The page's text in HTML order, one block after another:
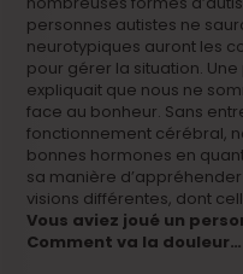
personnes autistes ne
neurotypiques auront les
pour gérer la situation.
expliquait que nous ne
face au bonheur. Sans
fonctionnement cérébral,
bonnes hormones en
sa manière
visions différentes, dont
Vous aviez joué un
Comment va la douleur…